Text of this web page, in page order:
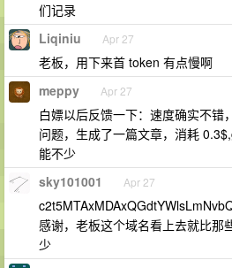
们记录
Liqiniu Apr 27
老板，用下来首 token 有点慢啊
meppy Apr 27
白嫖以后反馈一下：速度确实不
问题，生成了一篇文章，消耗
能不少
sky101001 Apr 27
感谢，老板这个域名看上去就比那
少